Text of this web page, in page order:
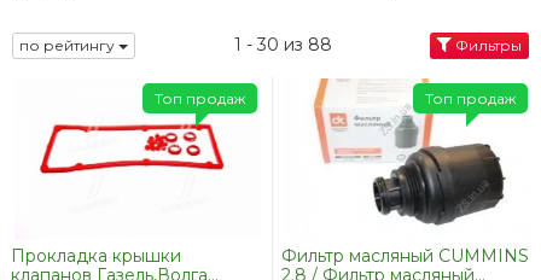
по рейтингу 1 - 30 из 88 Фильтры
Прокладка крышки
клапанов Газель,Волга
Топ продаж
Фильтр масляный CUMMINS
2.8 / Фильтр масляный
Топ продаж